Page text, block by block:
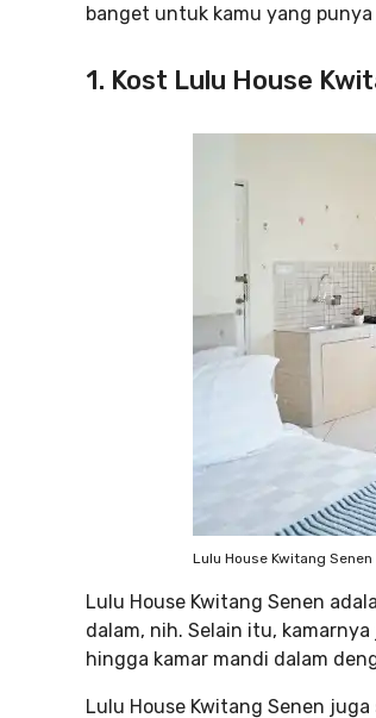
banget untuk kamu yang punya
1. Kost Lulu House
Lulu House Kwitang Senen
Lulu House Kwitang Senen
dalam, nih. Selain itu,
hingga kamar mandi dalam
Lulu House Kwitang Senen